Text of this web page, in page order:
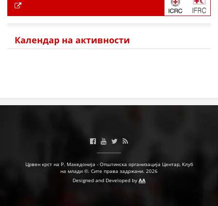
Календар на активности
Црвен крст на Р. Македонија - Општинска организација Центар, Клуб
на млади ©. Сите права задржани. 2026
Designed and Developed by AA